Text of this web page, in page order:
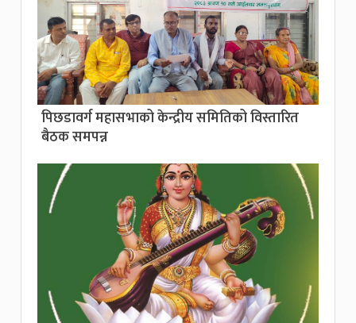
पिछडावर्ग महासभाको केन्द्रीय समितिको विस्तारित
बैठक समपन्न